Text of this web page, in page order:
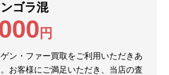
ゴラ混
円
ン・ファー買取をご利用いただきあ
お客様にご満足いただき、当店の査